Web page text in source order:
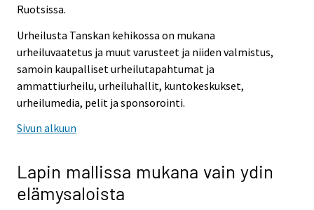
Ruotsissa.
Urheilusta Tanskan kehikossa on mukana
urheiluvaatetus ja muut varusteet ja niiden valmistus,
samoin kaupalliset urheilutapahtumat ja
ammattiurheilu, urheiluhallit, kuntokeskukset,
urheilumedia, pelit ja sponsorointi.
Sivun alkuun
Lapin mallissa mukana vain ydin
elämysaloista